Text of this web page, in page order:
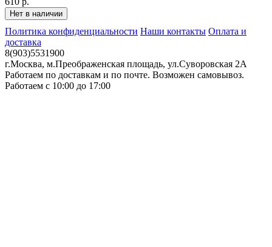
Политика конфиденциальности Наши контакты Оплата и
доставка
8(903)5531900
г.Москва, м.Преображенская площадь, ул.Суворовская 2А
Работаем по доставкам и по почте. Возможен самовывоз.
Работаем с 10:00 до 17:00